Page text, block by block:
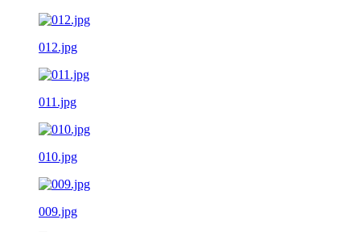
012.jpg
011.jpg
010.jpg
009.jpg